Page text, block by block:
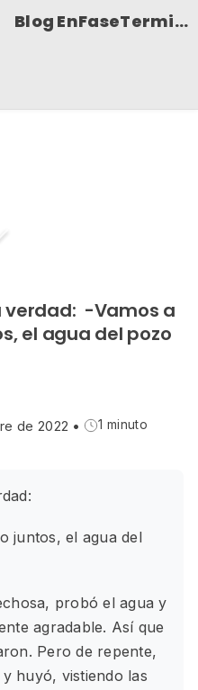
Blog EnFaseTerminal
verdad: -Vamos a
el agua del pozo
de 2022 • 1 minuto
juntos, el agua del
probó el agua y
agradable. Así que
Pero de repente,
huyó, vistiendo las